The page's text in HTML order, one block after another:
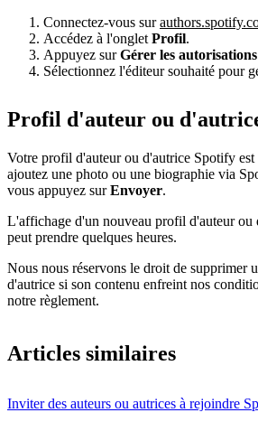
Connectez-vous sur
Accédez à l'onglet Profil.
Appuyez surGérer les autorisations
Sélectionnez l'éditeur souhaité pour
Profil d'auteur ou
Votre profil d'auteur ou d'autrice Spotify est
ajoutez une photo ou une biographie via
vous appuyez surEnvoyer.
L'affichage d'un nouveau profil d'auteur ou
peut prendre quelques heures.
Nous nous réservons le droit de supprimer
d'autrice si son contenu enfreint nos
notre règlement.
Articles similaires
Inviter des auteurs ou autrices à rejoindre